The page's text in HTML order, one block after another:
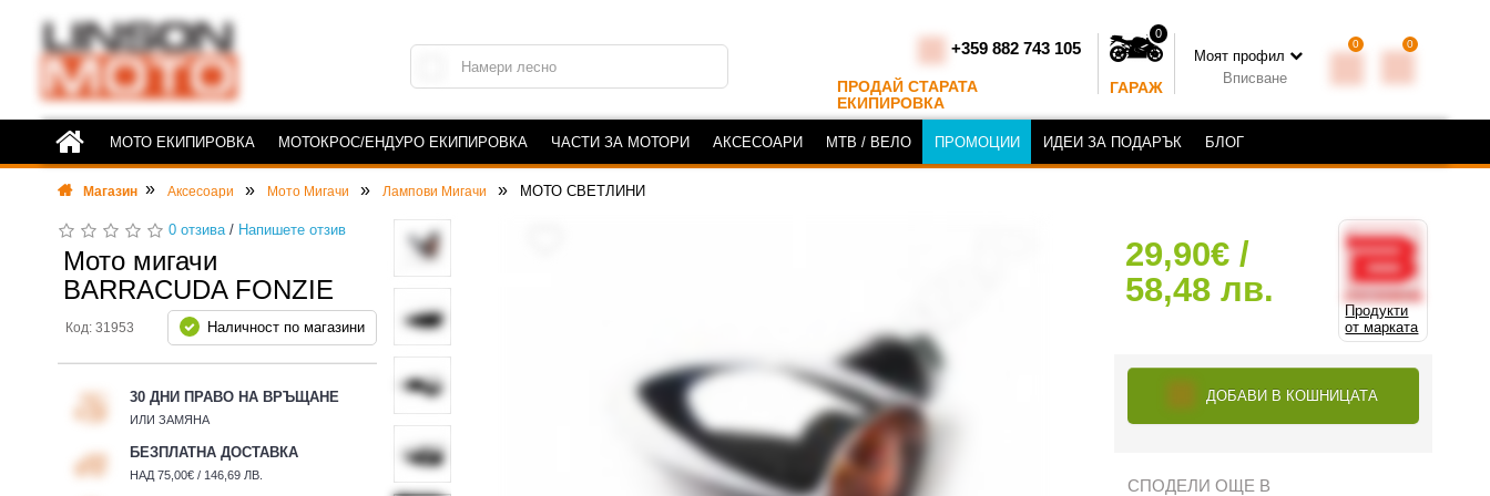
+359 882 743 105
ПРОДАЙ СТАРАТА
ЕКИПИРОВКА
0
ГАРАЖ
Моят профил
Вписване
0 0
МОТО ЕКИПИРОВКА МОТОКРОС/ЕНДУРО ЕКИПИРОВКА ЧАСТИ ЗА МОТОРИ АКСЕСОАРИ MTB / ВЕЛО ПРОМОЦИИ ИДЕИ ЗА ПОДАРЪК БЛОГ
Магазин Аксесоари Мото Мигачи Лампови Мигачи МОТО СВЕТЛИНИ
0 отзива/ Напишете отзив
Мото мигачи
BARRACUDA FONZIE
Код: 31953 Наличност по магазини
30 ДНИ ПРАВО НА ВРЪЩАНЕ
ИЛИ ЗАМЯНА
БЕЗПЛАТНА ДОСТАВКА
НАД 75,00€ / 146,69 ЛВ.
Продукти
от марката
29,90€ /
58,48 лв.
ДОБАВИ В КОШНИЦАТА
СПОДЕЛИ ОЩЕ В